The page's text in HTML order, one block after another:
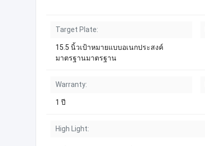
Target Plate:
15.5 นิ้วเป้าหมายแบบอเนกประสงค์
มาตรฐานมาตรฐาน
Warranty:
1 ปี
High Light: